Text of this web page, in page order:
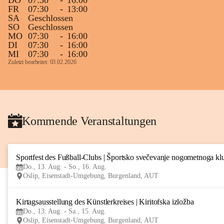
FR
07:30 - 13:00
SA
Geschlossen
SO
Geschlossen
MO 07:30 - 16:00
DI
07:30 - 16:00
MI
07:30 - 16:00
Zuletzt bearbeitet: 03.02.2026
Kommende Veranstaltungen
Sportfest des Fußball-Clubs | Športsko svečevanje nogometnoga
Do., 13. Aug. - So., 16. Aug.
Oslip, Eisenstadt-Umgebung, Burgenland, AUT
Kirtagsausstellung des Künstlerkreises | Kiritofska izložba
Do., 13. Aug. - Sa., 15. Aug.
Oslip, Eisenstadt-Umgebung, Burgenland, AUT